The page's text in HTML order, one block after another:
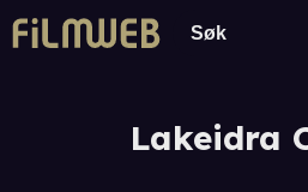
Lakeidra